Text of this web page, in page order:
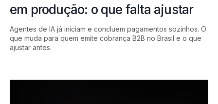
em produção: o que falta ajustar
Agentes de IA já iniciam e concluem pagamentos sozinhos. O
que muda para quem emite cobrança B2B no Brasil e o que
ajustar antes.